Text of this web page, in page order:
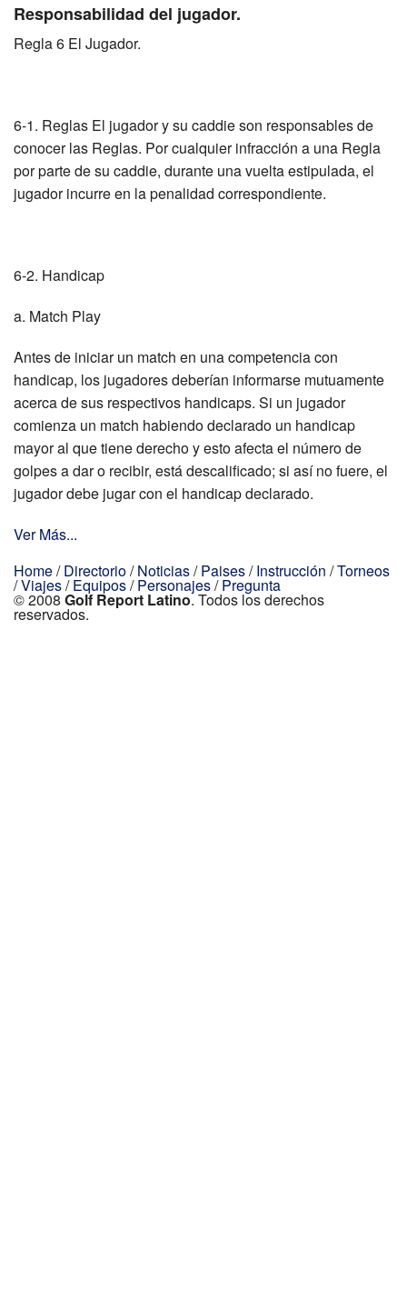
Responsabilidad del jugador.
Regla 6 El Jugador.
6-1. Reglas El jugador y su caddie son responsables de
conocer las Reglas. Por cualquier infracción a una Regla
por parte de su caddie, durante una vuelta estipulada, el
jugador incurre en la penalidad correspondiente.
6-2. Handicap
a. Match Play
Antes de iniciar un match en una competencia con
handicap, los jugadores deberían informarse mutuamente
acerca de sus respectivos handicaps. Si un jugador
comienza un match habiendo declarado un handicap
mayor al que tiene derecho y esto afecta el número de
golpes a dar o recibir, está descalificado; si así no fuere, el
jugador debe jugar con el handicap declarado.
Ver Más...
Home/Directorio/Noticias/Paises/Instrucción /Torneos
/Viajes/Equipos/Personajes/Pregunta
© 2008 Golf Report Latino. Todos los derechos
reservados.